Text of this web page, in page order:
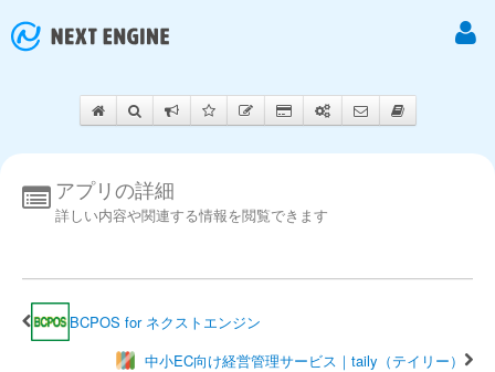
アプリの詳細
詳しい内容や関連する情報を閲覧できます
BCPOS for ネクストエンジン
中小EC向け経営管理サービス｜taily（テイリー）